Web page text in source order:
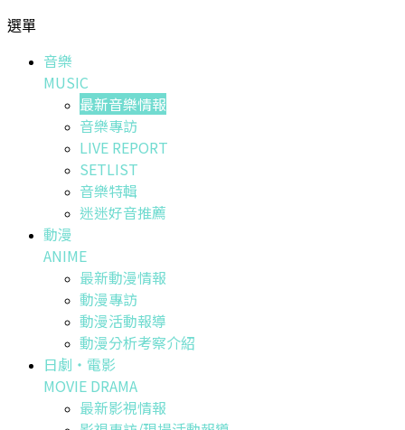
選單
音樂
MUSIC
最新音樂情報
音樂專訪
LIVE REPORT
SETLIST
音樂特輯
迷迷好音推薦
動漫
ANIME
最新動漫情報
動漫專訪
動漫活動報導
動漫分析考察介紹
日劇・電影
MOVIE DRAMA
最新影視情報